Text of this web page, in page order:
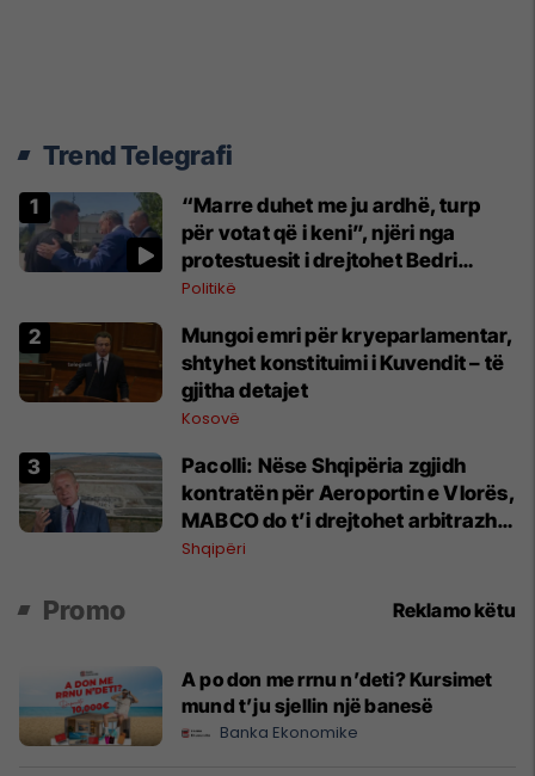
Trend Telegrafi
“Marre duhet me ju ardhë, turp
për votat që i keni”, njëri nga
protestuesit i drejtohet Bedri
Hamzës
Politikë
Mungoi emri për kryeparlamentar,
shtyhet konstituimi i Kuvendit – të
gjitha detajet
Kosovë
Pacolli: Nëse Shqipëria zgjidh
kontratën për Aeroportin e Vlorës,
MABCO do t’i drejtohet arbitrazhit
ndërkombëtar
Shqipëri
Promo Reklamo këtu
A po don me rrnu n’deti? Kursimet
mund t’ju sjellin një banesë
Banka Ekonomike